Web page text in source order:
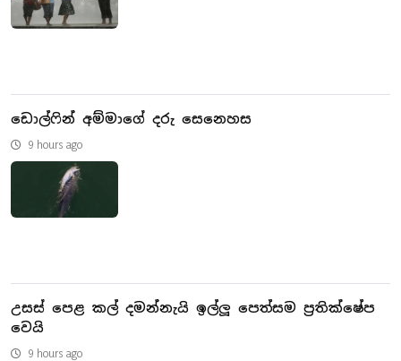
ඩොල්ෆින් අම්මාගේ දරු සෙනෙහස
9 hours ago
උසස් පෙළ කල් දමන්නැයි ඉල්ලූ පෙත්සම ප්‍රතික්ෂේප
වෙයි
9 hours ago